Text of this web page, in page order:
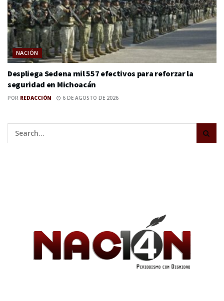
NACIÓN
Despliega Sedena mil 557 efectivos para reforzar la
seguridad en Michoacán
POR REDACCIÓN 6 DE AGOSTO DE 2026